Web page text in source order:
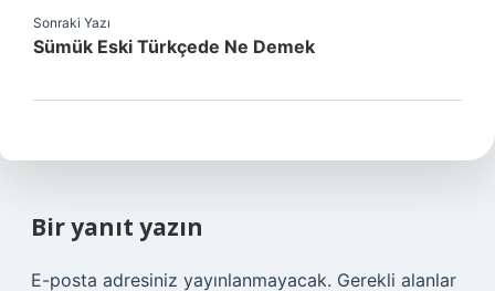
Sonraki Yazı
Sümük Eski Türkçede Ne Demek
Bir yanıt yazın
E-posta adresiniz yayınlanmayacak. Gerekli alanlar